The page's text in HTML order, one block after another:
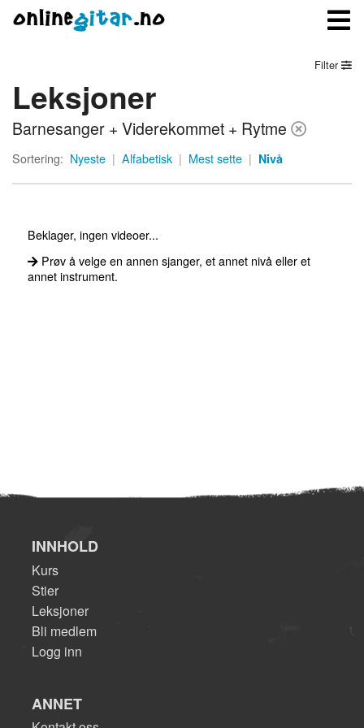
Meny
Logg inn
Filter
Leksjoner
Barnesanger + Viderekommet + Rytme
Sortering: Nyeste | Alfabetisk | Mest sette | Nivå
Beklager, ingen videoer...
Prøv å velge en annen sjanger, et annet nivå eller et
annet instrument.
INNHOLD
Kurs
Stier
Leksjoner
Bli medlem
Logg inn
ANNET